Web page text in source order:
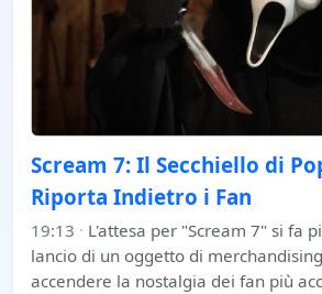
Scream 7: Il Secchiello di
Riporta Indietro i Fan
19:13 · L'attesa per "Scream 7" si fa
lancio di un oggetto di
accendere la nostalgia dei fan più